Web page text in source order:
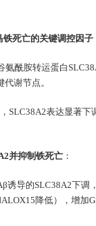
铁死亡的关键调控因子
氨酰胺转运蛋白
谢节点。
SLC38A2表达显著下
并抑制铁死亡 ：
诱导的SLC38A2下调
ALOX15降低），增加